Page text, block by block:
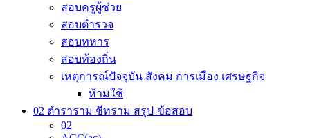
สอบครูผู้ช่วย
สอบตำรวจ
สอบทหาร
สอบท้องถิ่น
เหตุการณ์ปัจจุบัน สังคม การเมือง เศรษฐกิจ
ห้ามใช้
02 ตำราราม ชีทราม สรุป-ข้อสอบ
02